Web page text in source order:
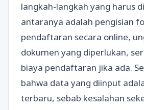
langkah-langkah yang harus
antaranya adalah pengisian
pendaftaran secara online,
dokumen yang diperlukan,
biaya pendaftaran jika ada.
bahwa data yang diinput
terbaru, sebab kesalahan